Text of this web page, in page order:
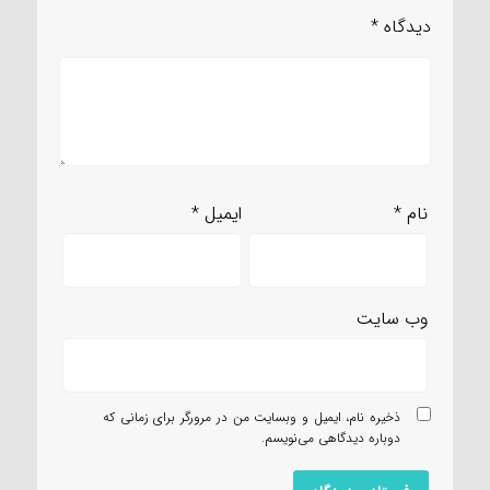
دیدگاه *
نام* ایمیل*
وب‌ سایت
ذخیره نام، ایمیل و وبسایت من در مرورگر برای زمانی که
دوباره دیدگاهی می‌نویسم.